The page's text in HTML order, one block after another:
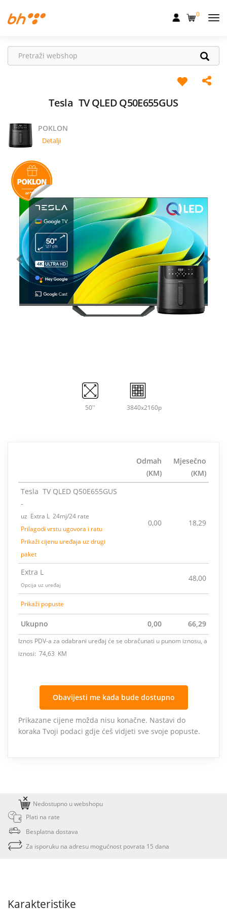
Fiksna
Dom
Uređaji
Pogodnosti
Akcije
Podrška
0
Tesla TV QLED Q50E655GUS
POKLON
Detalji
50'' 3840x2160p
Odmah
(KM)
Mjesečno
(KM)
Tesla TV QLED Q50E655GUS
-
uz Extra L 24mj/24 rate
Prilagodi vrstu ugovora i ratu
Prikaži cijenu uređaja uz drugi
paket
0,00 18,29
Extra L
Opcija uz uređaj
48,00
Prikaži popuste
Ukupno 0,00 66,29
Iznos PDV-a za odabrani uređaj će se obračunati u punom iznosu, a
iznosi: 74,63 KM
Obavijesti me kada bude dostupno
Prikazane cijene možda nisu konačne. Nastavi do
koraka Tvoji podaci gdje ćeš vidjeti sve svoje popuste.
Nedostupno u webshopu
Plati na rate
Besplatna dostava
Za isporuku na adresu mogućnost povrata 15 dana
Karakteristike